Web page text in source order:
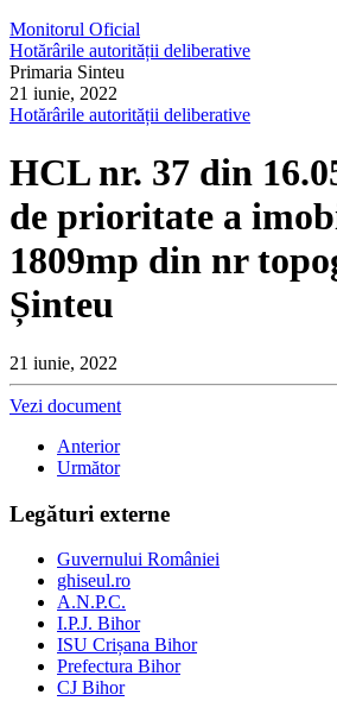
Monitorul Oficial
Hotărârile autorității deliberative
Primaria Sinteu
21 iunie, 2022
Hotărârile autorității deliberative
HCL nr. 37 din
de prioritate a
1809mp din nr
Șinteu
21 iunie, 2022
Vezi document
Anterior
Următor
Legături externe
Guvernului României
ghiseul.ro
A.N.P.C.
I.P.J. Bihor
ISU Crișana Bihor
Prefectura Bihor
CJ Bihor